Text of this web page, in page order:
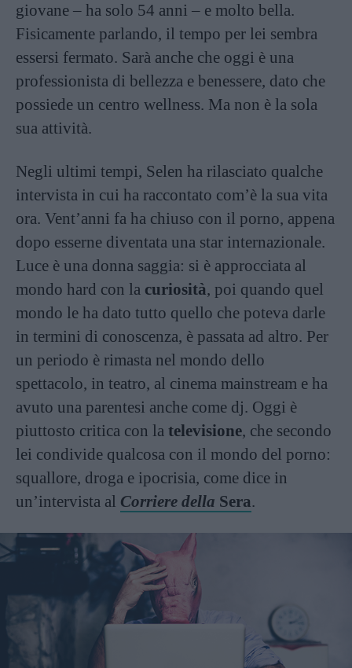
giovane – ha solo 54 anni – e molto bella.
Fisicamente parlando, il tempo per lei sembra
essersi fermato. Sarà anche che oggi è una
professionista di bellezza e benessere, dato che
possiede un centro wellness. Ma non è la sola
sua attività.
Negli ultimi tempi, Selen ha rilasciato qualche
intervista in cui ha raccontato com’è la sua vita
ora. Vent’anni fa ha chiuso con il porno, appena
dopo esserne diventata una star internazionale.
Luce è una donna saggia: si è approcciata al
mondo hard con la curiosità, poi quando quel
mondo le ha dato tutto quello che poteva darle
in termini di conoscenza, è passata ad altro. Per
un periodo è rimasta nel mondo dello
spettacolo, in teatro, al cinema mainstream e ha
avuto una parentesi anche come dj. Oggi è
piuttosto critica con la televisione, che secondo
lei condivide qualcosa con il mondo del porno:
squallore, droga e ipocrisia, come dice in
un’intervista al Corriere della Sera.